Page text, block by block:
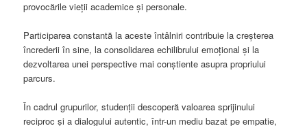
provocările vieții academice și personale.
Participarea constantă la aceste întâlniri contribuie la creșterea
încrederii în sine, la consolidarea echilibrului emoțional și la
dezvoltarea unei perspective mai conștiente asupra propriului
parcurs.
În cadrul grupurilor, studenții descoperă valoarea sprijinului
reciproc și a dialogului autentic, într-un mediu bazat pe empatie,